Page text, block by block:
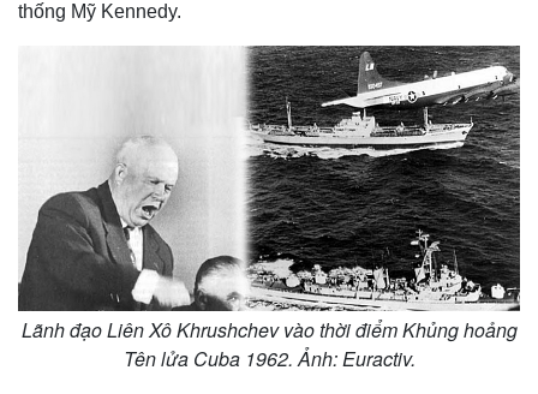
thống Mỹ Kennedy.
Lãnh đạo Liên Xô Khrushchev vào thời điểm Khủng hoảng
Tên lửa Cuba 1962. Ảnh: Euractiv.